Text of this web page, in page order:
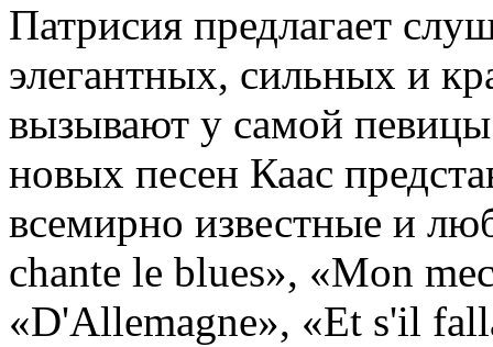
Патрисия предлагает
элегантных, сильных и
вызывают у самой
новых песен Каас
всемирно известные и
chante le blues», «Mon
«D'Allemagne», «Et s'il